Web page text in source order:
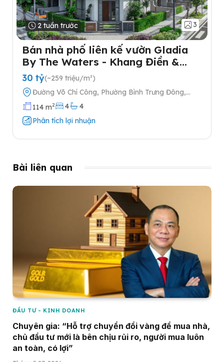
2 tuần trước 3
Bán nhà phố liên kế vườn Gladia
By The Waters - Khang Điền &
Keppel tại Quận 2
30 tỷ(~259 triệu/m²)
Đường Võ Chí Công, Phường Bình Trưng Đông,
Quận 2, Thành phố Hồ Chí Minh
114 m2 4
4
Phân tích lợi nhuận
Bài liên quan
ĐẦU TƯ - KINH DOANH
Chuyên gia: “Hỗ trợ chuyển đổi vàng để mua nhà,
chủ đầu tư mới là bên chịu rủi ro, người mua luôn
an toàn, có lợi”